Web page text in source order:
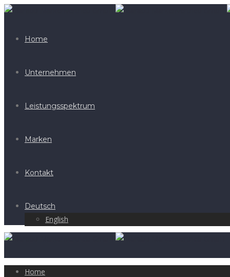
Home
Unternehmen
Leistungsspektrum
Marken
Kontakt
Deutsch
English
Home